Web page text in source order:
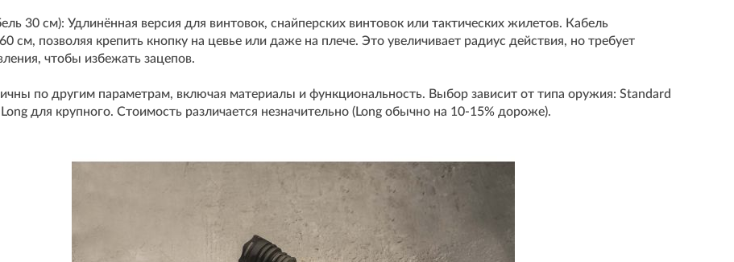
30 см): Удлинённая версия для винтовок, снайперских винтовок или тактических жилетов. Кабель
см, позволяя крепить кнопку на цевье или даже на плече. Это увеличивает радиус действия, но требует
чтобы избежать зацепов.
по другим параметрам, включая материалы и функциональность. Выбор зависит от типа оружия: Standard
для крупного. Стоимость различается незначительно (Long обычно на 10-15% дороже).